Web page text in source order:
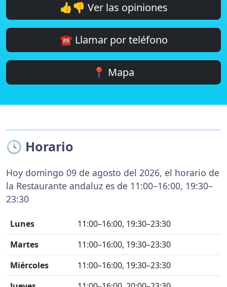
👍👎 Ver las opiniones
☎️ Llamar por teléfono
📍 Mapa
🕓 Horario
Hoy domingo 09 de agosto del 2026, el horario de
la Restaurante andaluz es de 11:00–16:00, 19:30–
23:30
Lunes
11:00–16:00, 19:30–23:30
Martes
11:00–16:00, 19:30–23:30
Miércoles
11:00–16:00, 19:30–23:30